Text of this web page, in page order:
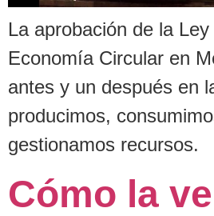
La aprobación de la
Economía Circular en
antes y un después en
producimos,
gestionamos recursos.
Cómo la